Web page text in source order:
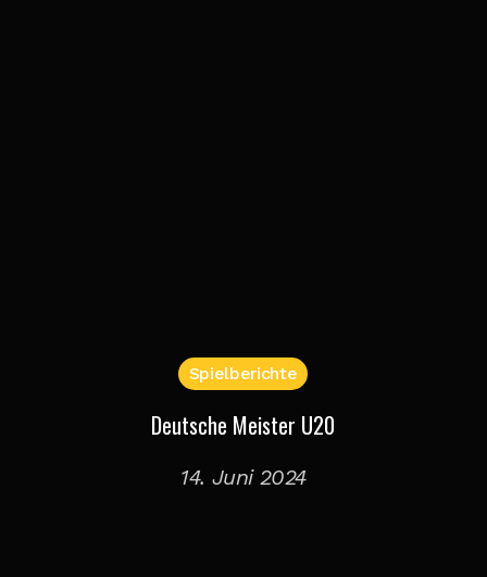
Spielberichte
Deutsche Meister U20
14. Juni 2024